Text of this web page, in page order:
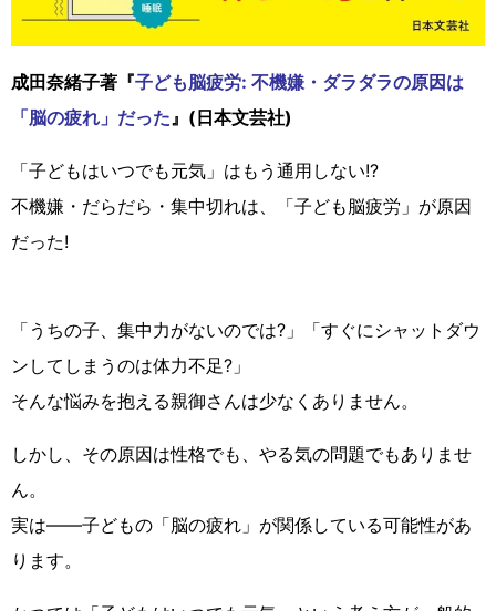
成田奈緒子著『子ども脳疲労: 不機嫌・ダラダラの原因は
「脳の疲れ」だった 』(日本文芸社)
「子どもはいつでも元気」はもう通用しない!?
不機嫌・だらだら・集中切れは、「子ども脳疲労」が原因
だった!
「うちの子、集中力がないのでは?」「すぐにシャットダウ
ンしてしまうのは体力不足?」
そんな悩みを抱える親御さんは少なくありません。
しかし、その原因は性格でも、やる気の問題でもありませ
ん。
実は――子どもの「脳の疲れ」が関係している可能性があ
ります。